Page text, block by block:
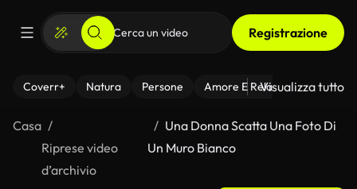
Registrazione
Coverr+ Natura Persone Amore E Relazioni Il
Visualizza tutto
Casa
Riprese video
d’archivio
Una Donna Scatta Una Foto Di
Un Muro Bianco